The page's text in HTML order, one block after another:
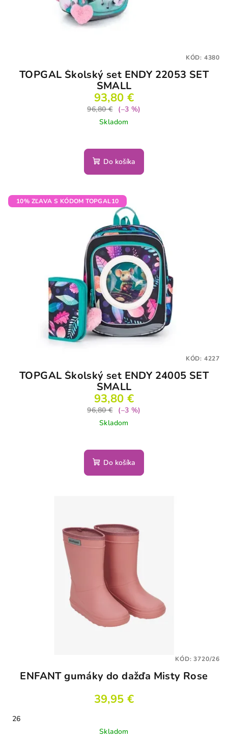
TOPGAL Školský set ENDY 22053 SET
SMALL
93,80 €
96,80 €
(–3 %)
Skladom
Do košíka
KÓD: 4380
10% ZĽAVA S KÓDOM TOPGAL10
TOPGAL Školský set ENDY 24005 SET
SMALL
93,80 €
96,80 €
(–3 %)
Skladom
Do košíka
KÓD: 4227
ENFANT gumáky do dažďa Misty Rose
39,95 €
26
Skladom
KÓD:3720/26